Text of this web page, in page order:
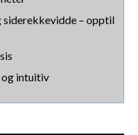
– opptil
og intuitiv